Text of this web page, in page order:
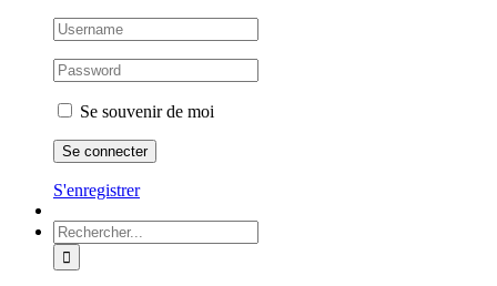
Se souvenir de moi
S'enregistrer
Rechercher: